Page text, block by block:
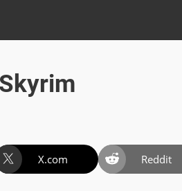
X.com Reddit